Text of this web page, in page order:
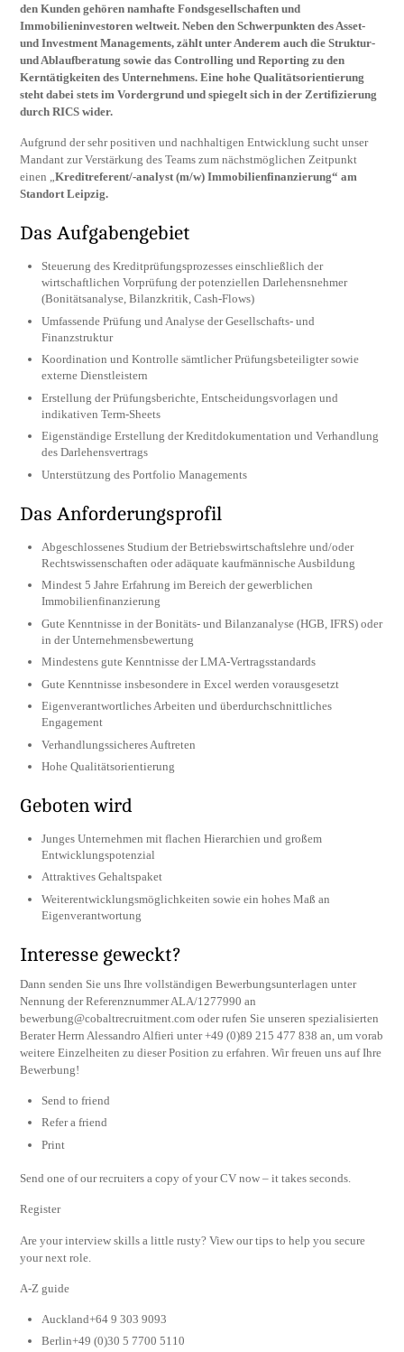
den Kunden gehören namhafte Fondsgesellschaften und
Immobilieninvestoren weltweit. Neben den Schwerpunkten des Asset-
und Investment Managements, zählt unter Anderem auch die Struktur-
und Ablaufberatung sowie das Controlling und Reporting zu den
Kerntätigkeiten des Unternehmens. Eine hohe Qualitätsorientierung
steht dabei stets im Vordergrund und spiegelt sich in der Zertifizierung
durch RICS wider.
Aufgrund der sehr positiven und nachhaltigen Entwicklung sucht unser
Mandant zur Verstärkung des Teams zum nächstmöglichen Zeitpunkt
einen „Kreditreferent/-analyst (m/w) Immobilienfinanzierung“ am
Standort Leipzig.
Das Aufgabengebiet
Steuerung des Kreditprüfungsprozesses einschließlich der
wirtschaftlichen Vorprüfung der potenziellen Darlehensnehmer
(Bonitätsanalyse, Bilanzkritik, Cash-Flows)
Umfassende Prüfung und Analyse der Gesellschafts- und
Finanzstruktur
Koordination und Kontrolle sämtlicher Prüfungsbeteiligter sowie
externe Dienstleistern
Erstellung der Prüfungsberichte, Entscheidungsvorlagen und
indikativen Term-Sheets
Eigenständige Erstellung der Kreditdokumentation und Verhandlung
des Darlehensvertrags
Unterstützung des Portfolio Managements
Das Anforderungsprofil
Abgeschlossenes Studium der Betriebswirtschaftslehre und/oder
Rechtswissenschaften oder adäquate kaufmännische Ausbildung
Mindest 5 Jahre Erfahrung im Bereich der gewerblichen
Immobilienfinanzierung
Gute Kenntnisse in der Bonitäts- und Bilanzanalyse (HGB, IFRS) oder
in der Unternehmensbewertung
Mindestens gute Kenntnisse der LMA-Vertragsstandards
Gute Kenntnisse insbesondere in Excel werden vorausgesetzt
Eigenverantwortliches Arbeiten und überdurchschnittliches
Engagement
Verhandlungssicheres Auftreten
Hohe Qualitätsorientierung
Geboten wird
Junges Unternehmen mit flachen Hierarchien und großem
Entwicklungspotenzial
Attraktives Gehaltspaket
Weiterentwicklungsmöglichkeiten sowie ein hohes Maß an
Eigenverantwortung
Interesse geweckt?
Dann senden Sie uns Ihre vollständigen Bewerbungsunterlagen unter
Nennung der Referenznummer ALA/1277990 an
bewerbung@cobaltrecruitment.com oder rufen Sie unseren spezialisierten
Berater Herrn Alessandro Alfieri unter +49 (0)89 215 477 838 an, um vorab
weitere Einzelheiten zu dieser Position zu erfahren. Wir freuen uns auf Ihre
Bewerbung!
Send to friend
Refer a friend
Print
Send one of our recruiters a copy of your CV now – it takes seconds.
Register
Are your interview skills a little rusty? View our tips to help you secure
your next role.
A-Z guide
Auckland+64 9 303 9093
Berlin+49 (0)30 5 7700 5110